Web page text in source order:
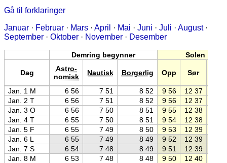
Gå til forklaringer
Januar · Februar · Mars · April · Mai · Juni · Juli · August·
September · Oktober · November · Desember
Demring begynner Solen
Dag
Astro-
nomisk
Nautisk Borgerlig Opp Sør
Jan. 1 M 6 56 7 51 8 52 9 56 12 37
Jan. 2 T
6 56 7 51 8 52 9 56 12 37
Jan. 3 O
6 56 7 50 8 51 9 55 12 38
Jan. 4 T
6 55 7 50 8 51 9 54 12 38
Jan. 5 F
6 55 7 49 8 50 9 53 12 39
Jan. 6 L
6 55 7 49 8 49 9 52 12 39
Jan. 7 S
6 54 7 48 8 49 9 51 12 39
Jan. 8 M
6 53 7 48 8 48 9 50 12 40